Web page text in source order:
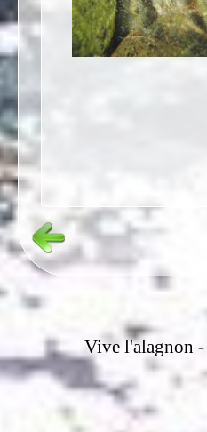
Vive l'alagnon -